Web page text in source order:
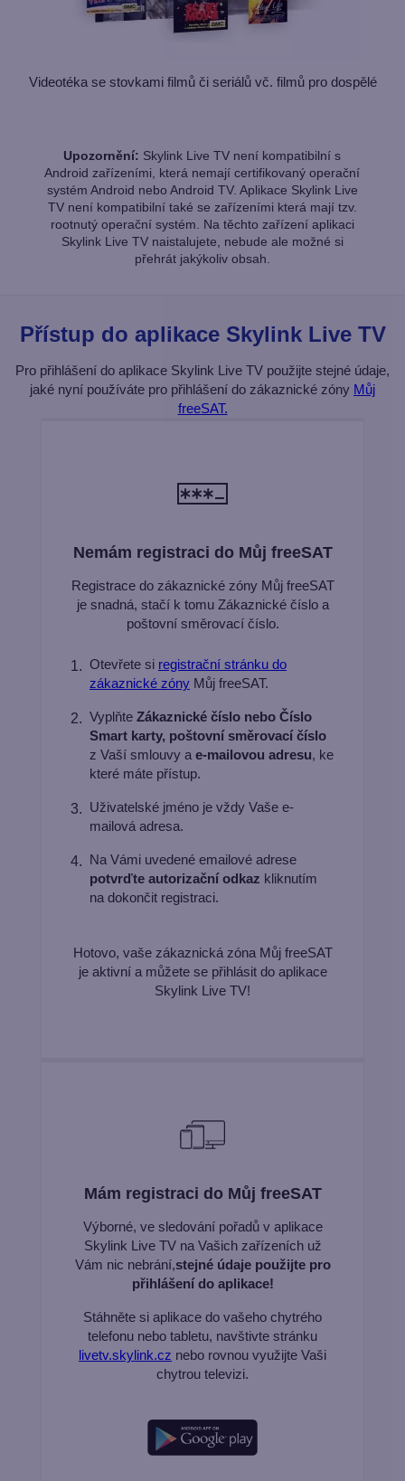
Videotéka se stovkami filmů či seriálů vč. filmů pro dospělé
Upozornění: Skylink Live TV není kompatibilní s
Android zařízeními, která nemají certifikovaný operační
systém Android nebo Android TV. Aplikace Skylink Live
TV není kompatibilní také se zařízeními která mají tzv.
rootnutý operační systém. Na těchto zařízení aplikaci
Skylink Live TV naistalujete, nebude ale možné si
přehrát jakýkoliv obsah.
Přístup do aplikace Skylink Live TV
Pro přihlášení do aplikace Skylink Live TV použijte stejné údaje,
jaké nyní používáte pro přihlášení do zákaznické zóny Můj
freeSAT.
Nemám registraci do Můj freeSAT
Registrace do zákaznické zóny Můj freeSAT
je snadná, stačí k tomu Zákaznické číslo a
poštovní směrovací číslo.
1. Otevřete si registrační stránku do
zákaznické zóny Můj freeSAT.
2. Vyplňte Zákaznické číslo nebo Číslo
Smart karty, poštovní směrovací číslo
z Vaší smlouvy a e-mailovou adresu, ke
které máte přístup.
3. Uživatelské jméno je vždy Vaše e-
mailová adresa.
4. Na Vámi uvedené emailové adrese
potvrďte autorizační odkaz kliknutím
na dokončit registraci.
Hotovo, vaše zákaznická zóna Můj freeSAT
je aktivní a můžete se přihlásit do aplikace
Skylink Live TV!
Mám registraci do Můj freeSAT
Výborné, ve sledování pořadů v aplikace
Skylink Live TV na Vašich zařízeních už
Vám nic nebrání,stejné údaje použijte pro
přihlášení do aplikace!
Stáhněte si aplikace do vašeho chytrého
telefonu nebo tabletu, navštivte stránku
livetv.skylink.cz nebo rovnou využijte Vaši
chytrou televizi.